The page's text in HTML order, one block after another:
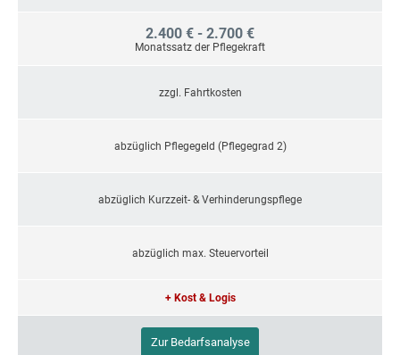
2.400 € - 2.700 €
Monatssatz der Pflegekraft
zzgl. Fahrtkosten
abzüglich Pflegegeld (Pflegegrad 2)
abzüglich Kurzzeit- & Verhinderungspflege
abzüglich max. Steuervorteil
+ Kost & Logis
Zur Bedarfsanalyse